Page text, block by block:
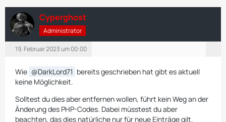
Cyperghost
Administrator
19. Februar 2023 um 00:00
Wie DarkLord71 bereits geschrieben hat gibt es aktuell
keine Möglichkeit.
Solltest du dies aber entfernen wollen, führt kein Weg an der
Änderung des PHP-Codes. Dabei müsstest du aber
beachten, das dies natürliche nur für neue Einträge gilt.